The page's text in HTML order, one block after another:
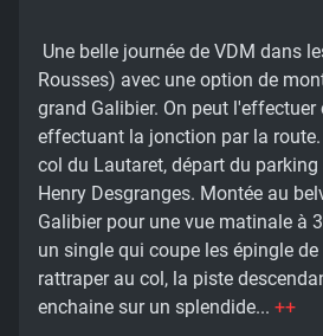
Une belle journée de VDM dans
Rousses) avec une option de
grand Galibier. On peut l'effectuer
effectuant la jonction par la
col du Lautaret, départ du
Henry Desgranges. Montée au
Galibier pour une vue matinale à
un single qui coupe les épingle
rattraper au col, la piste
enchaine sur un splendide... ++